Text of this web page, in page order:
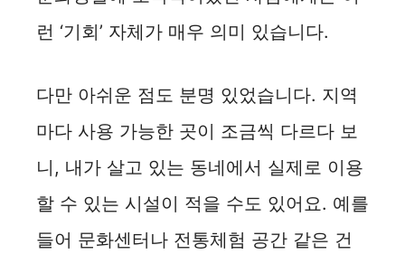
런 ‘기회’ 자체가 매우 의미 있습니다.
다만 아쉬운 점도 분명 있었습니다. 지역
마다 사용 가능한 곳이 조금씩 다르다 보
니, 내가 살고 있는 동네에서 실제로 이용
할 수 있는 시설이 적을 수도 있어요. 예를
들어 문화센터나 전통체험 공간 같은 건